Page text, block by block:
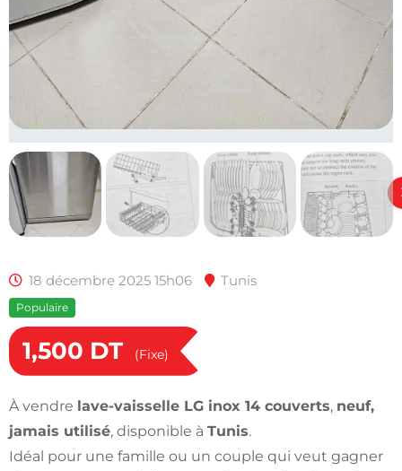
18 décembre 2025 15h06 Tunis
Populaire
1,500 DT (Fixe)
À vendre lave-vaisselle LG inox 14 couverts, neuf,
jamais utilisé, disponible à Tunis.
Idéal pour une famille ou un couple qui veut gagner